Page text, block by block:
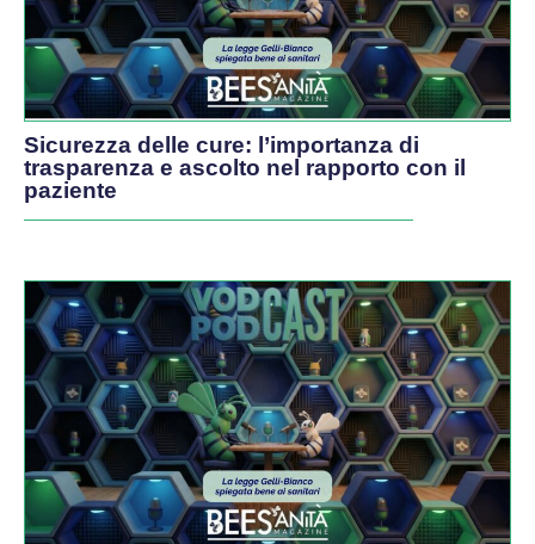
Sicurezza delle cure: l’importanza di
trasparenza e ascolto nel rapporto con il
paziente